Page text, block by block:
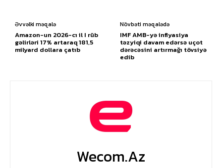
Əvvəlki məqalə
Amazon-un 2026-cı il I rüb
gəlirləri 17% artaraq 181,5
milyard dollara çatıb
Növbəti məqalədə
IMF AMB-yə inflyasiya
təzyiqi davam edərsə uçot
dərəcəsini artırmağı tövsiyə
edib
Wecom.az